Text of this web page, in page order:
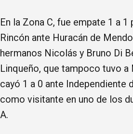
En la Zona C, fue empate 1 a
Rincón ante Huracán de
hermanos Nicolás y Bruno Di
Linqueño, que tampoco tuvo a
cayó 1 a 0 ante Independiente
como visitante en uno de los
A.